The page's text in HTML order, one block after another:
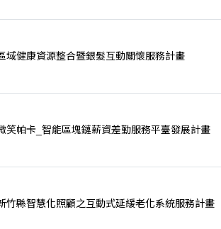
域健康資源整合暨銀髮互動關懷服務計畫
笑帕卡_智能區塊鏈薪資差勤服務平臺發展計畫
竹縣智慧化照顧之互動式延緩老化系統服務計畫